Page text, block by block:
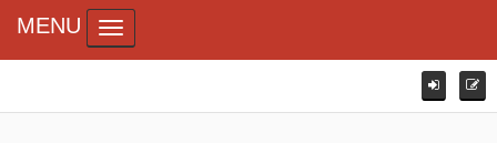
MENU Toggle navigation